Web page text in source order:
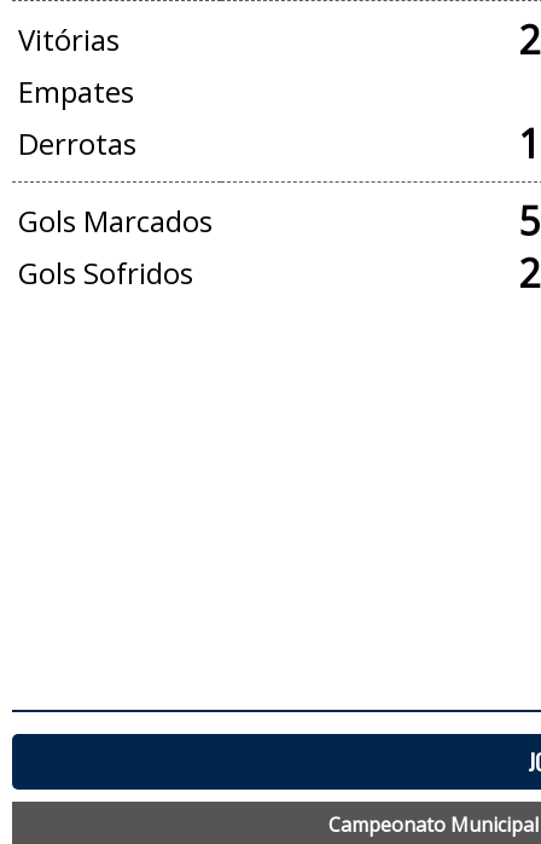
Vitórias
Empates
Derrotas
Gols Marcados
Gols Sofridos
Campeonato